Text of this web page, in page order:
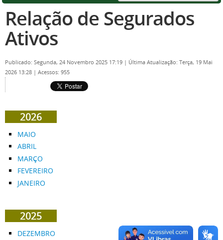
Relação de Segurados
Ativos
Publicado: Segunda, 24 Novembro 2025 17:19 | Última Atualização: Terça, 19 Mai
2026 13:28 | Acessos: 955
2026
MAIO
ABRIL
MARÇO
FEVEREIRO
JANEIRO
2025
DEZEMBRO